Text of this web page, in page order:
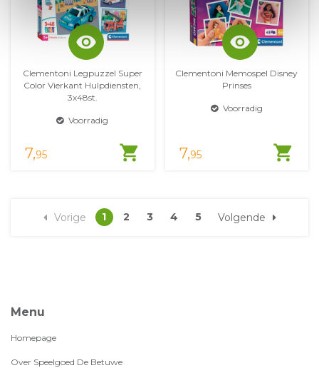
visibility
shopping_cart
Clementoni Legpuzzel Super
Color Vierkant Hulpdiensten,
3x48st.
Voorradig
7,95
visibility
shopping_cart
Clementoni Memospel Disney
Prinses
Voorradig
7,95
Vorige 1 2 3 4 5 Volgende
Menu
Homepage
Over Speelgoed De Betuwe